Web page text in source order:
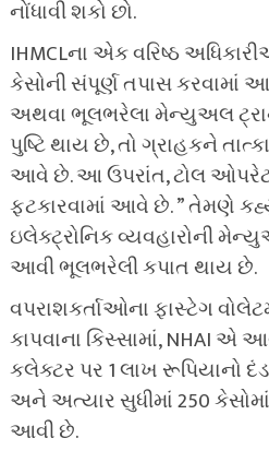
નોંધાવી શકો છો.
IHMCLના એક વરિષ્ઠ
કેસોની સંપૂર્ણ તપાસ
અથવા ભૂલભરેલા મેન્યુઅલ
પુષ્ટિ થાય છે, તો ગ્રાહકને
આવે છે. આ ઉપરાંત, ટોલ
ફટકારવામાં આવે છે. ” તેમણે
ઇલેક્ટ્રોનિક વ્યવહારોની
આવી ભૂલભરેલી કપાત થાય છે.
વપરાશકર્તાઓના ફાસ્ટેગ
કાપવાના કિસ્સામાં, NHAI એ
કલેક્ટર પર 1 લાખ રૂપિયાનો
અને અત્યાર સુધીમાં 250
આવી છે.